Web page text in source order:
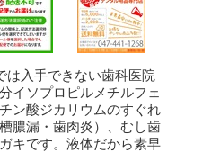
は入手できない歯科医院
イソプロピルメチルフェ
ン酸ジカリウムのすぐれ
膿漏・歯肉炎）、むし歯
キです。液体だから素早